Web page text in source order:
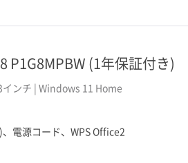
P1G8MPBW (1年保証付き)
ンチ | Windows 11 Home
電源コード、WPS Office2